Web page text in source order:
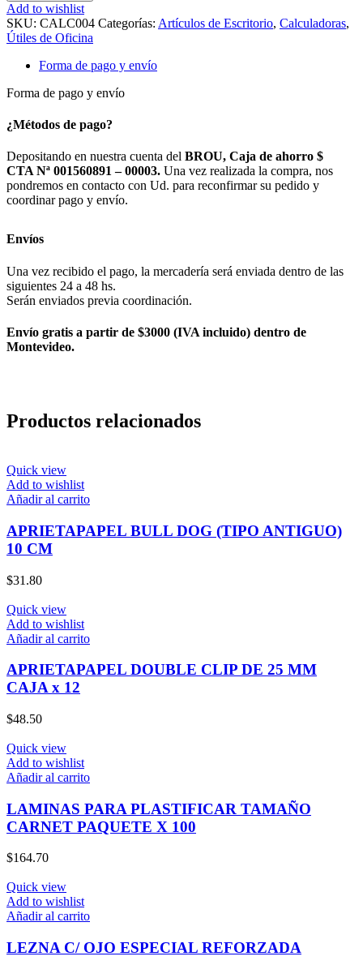
Add to wishlist
SKU: CALC004 Categorías: Artículos de Escritorio, Calculadoras,
Útiles de Oficina
Forma de pago y envío
Forma de pago y envío
¿Métodos de pago?
Depositando en nuestra cuenta del BROU, Caja de ahorro $
CTA Nª 001560891 – 00003. Una vez realizada la compra, nos
pondremos en contacto con Ud. para reconfirmar su pedido y
coordinar pago y envío.
Envíos
Una vez recibido el pago, la mercadería será enviada dentro de las
siguientes 24 a 48 hs.
Serán enviados previa coordinación.
Envío gratis a partir de $3000 (IVA incluido) dentro de
Montevideo.
Productos relacionados
Quick view
Add to wishlist
Añadir al carrito
APRIETAPAPEL BULL DOG (TIPO ANTIGUO)
10 CM
$31.80
Quick view
Add to wishlist
Añadir al carrito
APRIETAPAPEL DOUBLE CLIP DE 25 MM
CAJA x 12
$48.50
Quick view
Add to wishlist
Añadir al carrito
LAMINAS PARA PLASTIFICAR TAMAÑO
CARNET PAQUETE X 100
$164.70
Quick view
Add to wishlist
Añadir al carrito
LEZNA C/ OJO ESPECIAL REFORZADA